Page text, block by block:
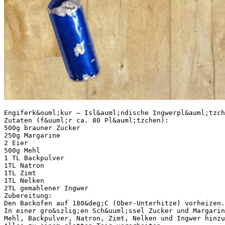
Engiferk&ouml;kur – Isl&auml;ndische
Zutaten (f&uuml;r ca. 80 Pl&auml;tzchen):
500g brauner Zucker
250g Margarine
2 Eier
500g Mehl
1 TL Backpulver
1TL Natron
1TL Zimt
1TL Nelken
2TL gemahlener Ingwer
Zubereitung:
Den Backofen auf 180&deg;C (Ober-Unterhitze) vorheizen.
In einer gro&szlig;en Sch&uuml;ssel Zucker und
Mehl, Backpulver, Natron, Zimt, Nelken und Ingwer